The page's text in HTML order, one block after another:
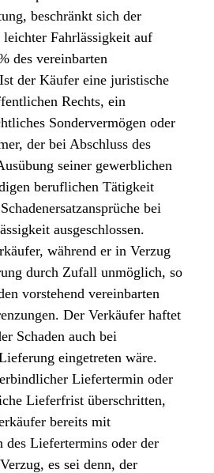
beschränkt sich der
Fahrlässigkeit auf
des vereinbarten
der Käufer eine juristische
Rechts, ein
Sondervermögen oder
der bei Abschluss des
seiner gewerblichen
beruflichen Tätigkeit
bei
ausgeschlossen.
während er in Verzug
durch Zufall unmöglich, so
vorstehend vereinbarten
Der Verkäufer haftet
Schaden auch bei
eingetreten wäre.
Liefertermin oder
Lieferfrist überschritten,
bereits mit
des Liefertermins oder der
es sei denn, der